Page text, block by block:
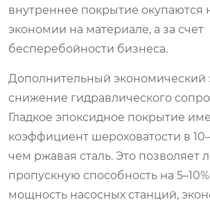
внутреннее покрытие окупаются
экономии на материале, а за счет
бесперебойности бизнеса.
Дополнительный экономический
снижение гидравлического
Гладкое эпоксидное покрытие
коэффициент шероховатости в
чем ржавая сталь. Это позволяет
пропускную способность на
мощность насосных станций,